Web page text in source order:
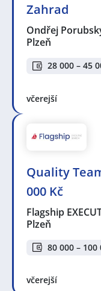
Zahrad
Ondřej
Plzeň
28 000 – 45
včerejší
Quality
000 Kč
Flagship
Plzeň
80 000 – 100
včerejší